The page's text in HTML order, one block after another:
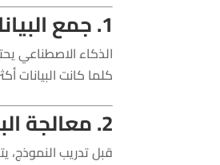
1. جمع البيانات
الذكاء الاصطناعي
كلما كانت البيانات
2. معالجة البيانات
قبل تدريب النموذج،